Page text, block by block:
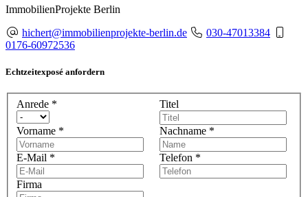
ImmobilienProjekte Berlin
hichert@immobilienprojekte-berlin.de
030-47013384
0176-60972536
Echtzeitexposé anfordern
Anrede * Titel
Vorname * Nachname *
E-Mail * Telefon *
Firma